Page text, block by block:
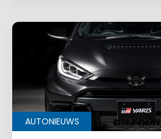
AUTONIEUWS